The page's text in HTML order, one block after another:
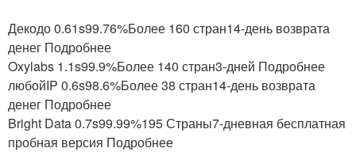
Декодо 0.61s99.76%Более 160 стран14-день возврата
денег Подробнее
Oxylabs 1.1s99.9%Более 140 стран3-дней Подробнее
любойIP 0.6s98.6%Более 38 стран14-день возврата
денег Подробнее
Bright Data 0.7s99.99%195 Страны7-дневная бесплатная
пробная версия Подробнее